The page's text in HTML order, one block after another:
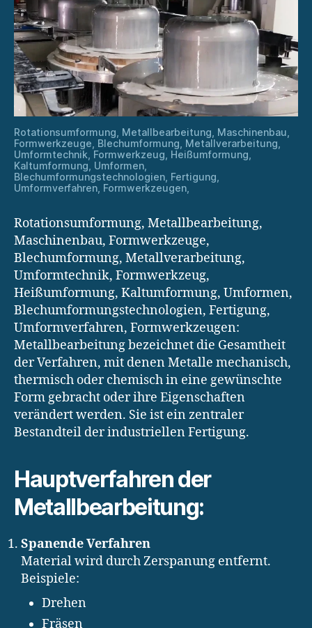
Rotationsumformung, Metallbearbeitung, Maschinenbau,
Formwerkzeuge, Blechumformung, Metallverarbeitung,
Umformtechnik, Formwerkzeug, Heißumformung,
Kaltumformung, Umformen,
Blechumformungstechnologien, Fertigung,
Umformverfahren, Formwerkzeugen,
Rotationsumformung, Metallbearbeitung,
Maschinenbau, Formwerkzeuge,
Blechumformung, Metallverarbeitung,
Umformtechnik, Formwerkzeug,
Heißumformung, Kaltumformung, Umformen,
Blechumformungstechnologien, Fertigung,
Umformverfahren, Formwerkzeugen:
Metallbearbeitung bezeichnet die Gesamtheit
der Verfahren, mit denen Metalle mechanisch,
thermisch oder chemisch in eine gewünschte
Form gebracht oder ihre Eigenschaften
verändert werden. Sie ist ein zentraler
Bestandteil der industriellen Fertigung.
Hauptverfahren der
Metallbearbeitung:
Spanende Verfahren
Material wird durch Zerspanung entfernt.
Beispiele:
Drehen
Fräsen